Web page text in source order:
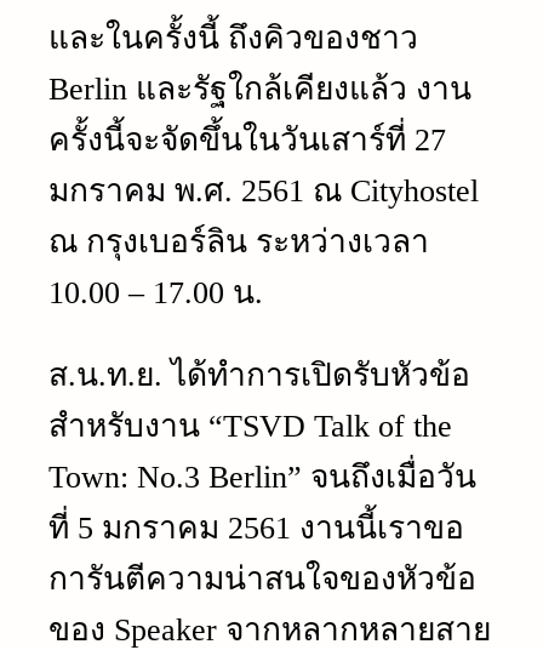
และในครั้งนี้ ถึงคิวของชาว
Berlin และรัฐใกล้เคียงแล้ว งาน
ครั้งนี้จะจัดขึ้นในวันเสาร์ที่ 27
มกราคม พ.ศ. 2561 ณ Cityhostel
ณ กรุงเบอร์ลิน ระหว่างเวลา
10.00 – 17.00 น.
ส.น.ท.ย. ได้ทำการเปิดรับหัวข้อ
สำหรับงาน “TSVD Talk of the
Town: No.3 Berlin” จนถึงเมื่อวัน
ที่ 5 มกราคม 2561 งานนี้เราขอ
การันตีความน่าสนใจของหัวข้อ
ของ Speaker จากหลากหลายสาย